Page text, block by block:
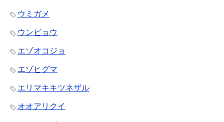
ウミガメ
ウンピョウ
エゾオコジョ
エゾヒグマ
エリマキキツネザル
オオアリクイ